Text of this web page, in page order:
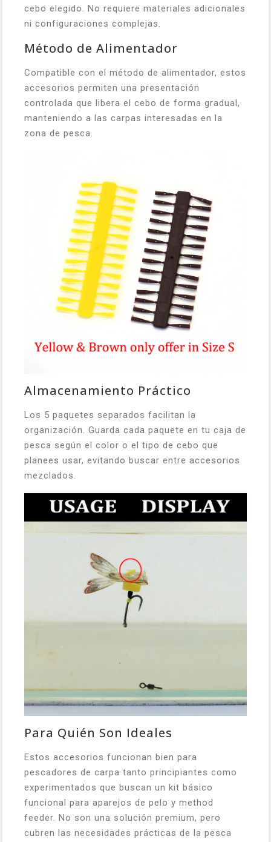
cebo elegido. No requiere materiales adicionales
ni configuraciones complejas.
Método de Alimentador
Compatible con el método de alimentador, estos
accesorios permiten una presentación
controlada que libera el cebo de forma gradual,
manteniendo a las carpas interesadas en la
zona de pesca.
Almacenamiento Práctico
Los 5 paquetes separados facilitan la
organización. Guarda cada paquete en tu caja de
pesca según el color o el tipo de cebo que
planees usar, evitando buscar entre accesorios
mezclados.
Para Quién Son Ideales
Estos accesorios funcionan bien para
pescadores de carpa tanto principiantes como
experimentados que buscan un kit básico
funcional para aparejos de pelo y method
feeder. No son una solución premium, pero
cubren las necesidades prácticas de la pesca